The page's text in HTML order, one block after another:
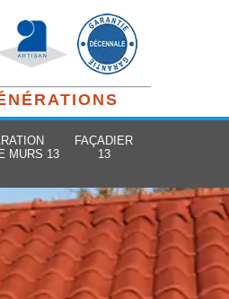
MURS 13
FAÇADIER
13